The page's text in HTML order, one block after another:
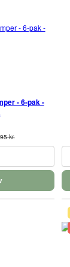
- 6-pak -
kr.